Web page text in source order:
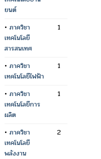
ยนต์
• ภาควิชา
เทคโนโลยี
สารสนเทศ
1
• ภาควิชา
เทคโนโลยีไฟฟ้า
1
• ภาควิชา
เทคโนโลยีการ
ผลิต
1
• ภาควิชา
เทคโนโลยี
พลังงาน
2